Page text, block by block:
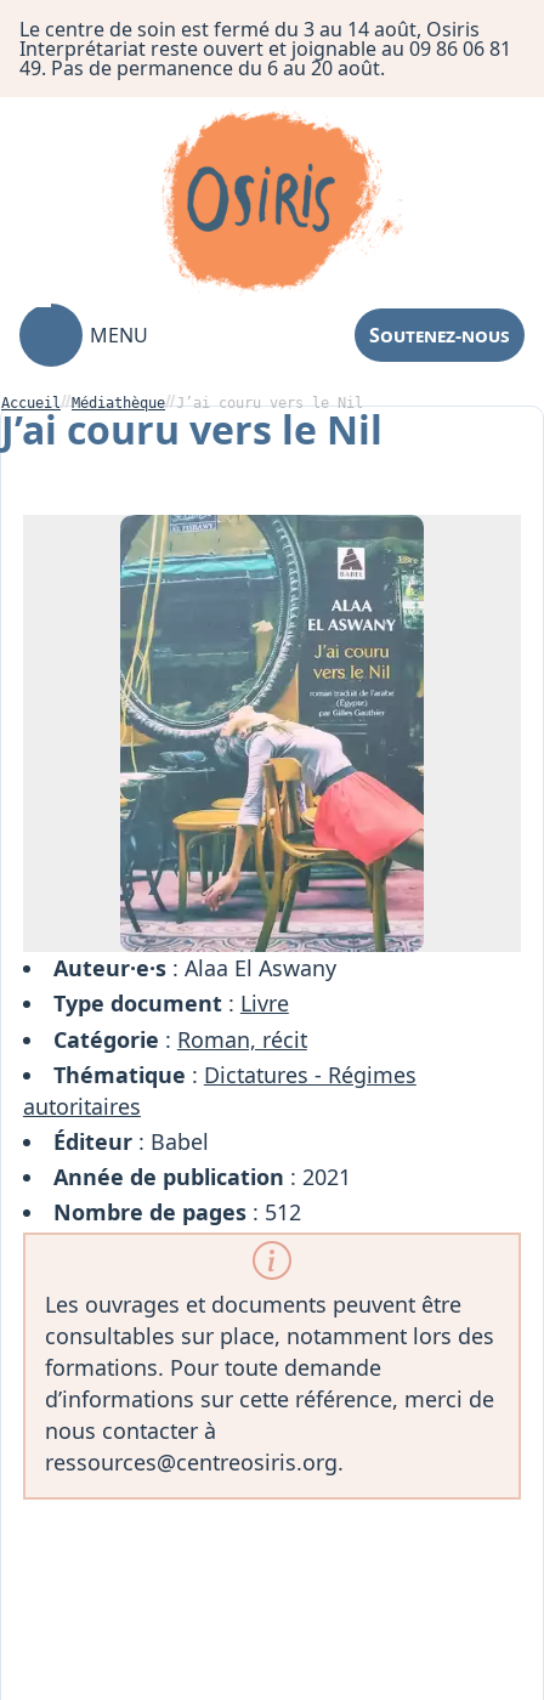
Le centre de soin est fermé du 3 au 14 août, Osiris
Interprétariat reste ouvert et joignable au 09 86 06 81
49. Pas de permanence du 6 au 20 août.
MENU Soutenez-nous
Centre de Soin
Interprétariat
Ressources
Accueil Médiathèque J’ai couru vers le Nil
J’ai couru vers le Nil
Auteur·e·s: Alaa El Aswany
Type document: Livre
Catégorie : Roman, récit
Thématique : Dictatures - Régimes
autoritaires
Éditeur: Babel
Année de publication : 2021
Nombre de pages: 512
Les ouvrages et documents peuvent être
consultables sur place, notamment lors des
formations. Pour toute demande
d’informations sur cette référence, merci de
nous contacter à
ressources@centreosiris.org.